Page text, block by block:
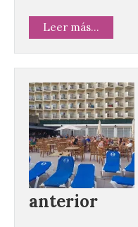
Leer más...
anterior
Brujería Fest
festival que se
el 11 de agosto